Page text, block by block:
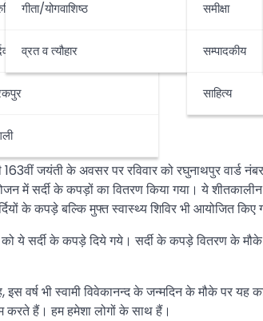
छत्तीसगढ़
गीता/योगवाशिष्ठ
व्रत व त्यौहार
समीक्षा
सम्पादकीय
साहित्य
163वीं जयंती के अवसर पर रविवार को रघुनाथपुर
में सर्दी के कपड़ों का वितरण किया गया। ये
के कपड़े बल्कि मुफ्त स्वास्थ्य शिविर भी आयोजित किए
सर्दी के कपड़े दिये गये। सर्दी के कपड़े वितरण के मौके
वर्ष भी स्वामी विवेकानन्द के जन्मदिन के मौके पर यह
करते हैं। हम हमेशा लोगों के साथ हैं।